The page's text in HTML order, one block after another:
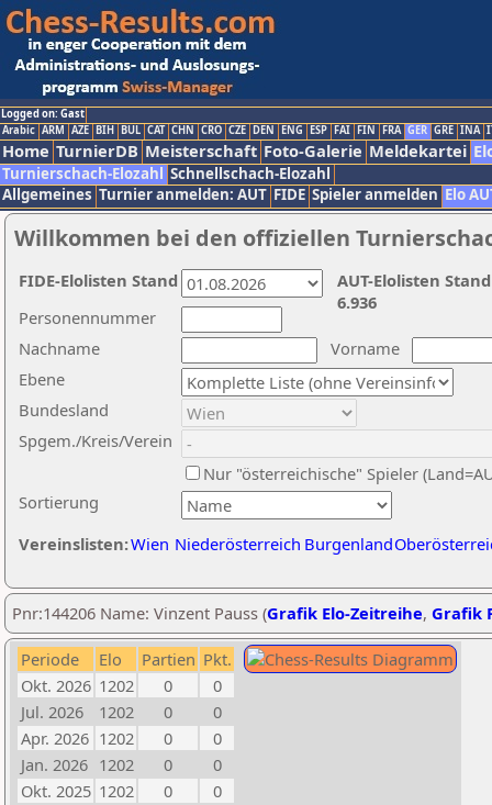
Logged on: Gast
Arabic ARM AZE BIH BUL CAT CHN CRO CZE DEN ENG ESP FAI FIN FRA GER GRE INA
Home TurnierDB Meisterschaft Foto-Galerie Meldekartei
Turnierschach-Elozahl Schnellschach-Elozahl
Allgemeines Turnier anmelden: AUT FIDE Spieler anmelden Elo
Willkommen bei den offiziellen
Nachname
Vorname
Ebene
Sortierung
Personennummer
Bundesland
Spgem./Kreis/Verein
Nur "österreichische" Spieler
Vereinslisten:Wien Niederösterreich Burgenland
AUT-Elolisten
6.936
FIDE-Elolisten Stand
Pnr:144206 Name: Vinzent Pauss (Grafik Elo-Zeitreihe, Grafik
Periode Elo Partien Pkt.
Okt. 2026 1202 0
0
Jul. 2026
1202 0
0
Apr. 2026 1202 0
0
Jan. 2026 1202 0
0
Okt. 2025 1202 0
0